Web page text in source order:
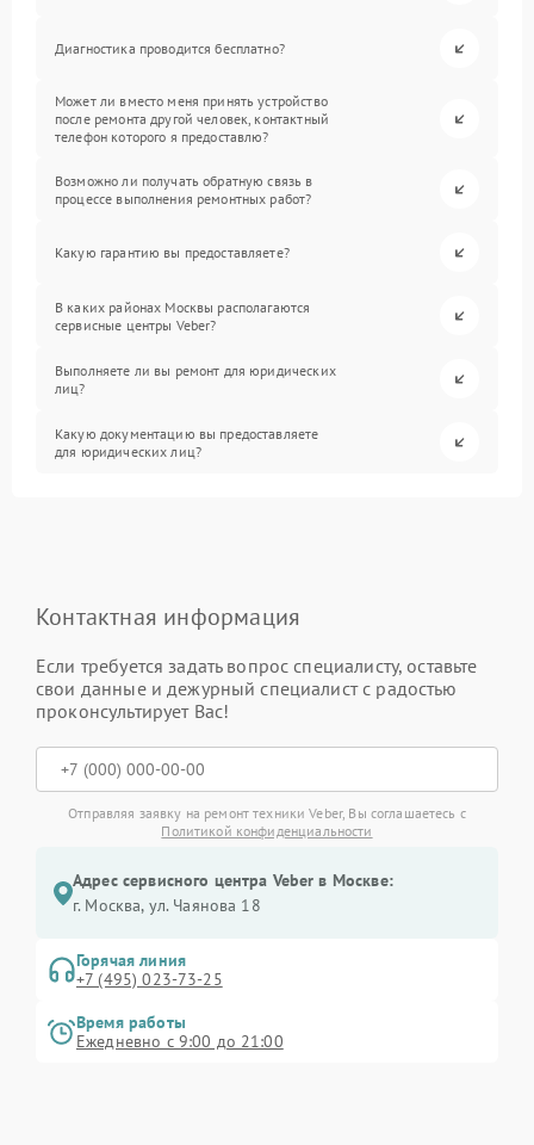
Диагностика проводится бесплатно?
Может ли вместо меня принять устройство
после ремонта другой человек, контактный
телефон которого я предоставлю?
Возможно ли получать обратную связь в
процессе выполнения ремонтных работ?
Какую гарантию вы предоставляете?
В каких районах Москвы располагаются
сервисные центры Veber?
Выполняете ли вы ремонт для юридических
лиц?
Какую документацию вы предоставляете
для юридических лиц?
Контактная информация
Если требуется задать вопрос специалисту, оставьте
свои данные и дежурный специалист с радостью
проконсультирует Вас!
Отправляя заявку на ремонт техники Veber, Вы соглашаетесь с
Политикой конфиденциальности
Адрес сервисного центра Veber в Москве:
г. Москва, ул. Чаянова 18
Горячая линия
+7 (495) 023-73-25
Время работы
Ежедневно с 9:00 до 21:00